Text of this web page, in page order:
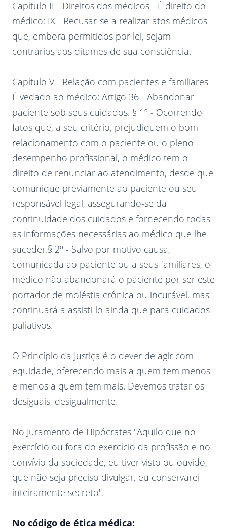
Capítulo II - Direitos dos médicos - É direito do
médico: IX - Recusar-se a realizar atos médicos
que, embora permitidos por lei, sejam
contrários aos ditames de sua consciência.
Capítulo V - Relação com pacientes e familiares -
É vedado ao médico: Artigo 36 - Abandonar
paciente sob seus cuidados. § 1º - Ocorrendo
fatos que, a seu critério, prejudiquem o bom
relacionamento com o paciente ou o pleno
desempenho profissional, o médico tem o
direito de renunciar ao atendimento, desde que
comunique previamente ao paciente ou seu
responsável legal, assegurando-se da
continuidade dos cuidados e fornecendo todas
as informações necessárias ao médico que lhe
suceder.§ 2º - Salvo por motivo causa,
comunicada ao paciente ou a seus familiares, o
médico não abandonará o paciente por ser este
portador de moléstia crônica ou incurável, mas
continuará a assisti-lo ainda que para cuidados
paliativos.
O Princípio da Justiça é o dever de agir com
equidade, oferecendo mais a quem tem menos
e menos a quem tem mais. Devemos tratar os
desiguais, desigualmente.
No Juramento de Hipócrates "Aquilo que no
exercício ou fora do exercício da profissão e no
convívio da sociedade, eu tiver visto ou ouvido,
que não seja preciso divulgar, eu conservarei
inteiramente secreto".
No código de ética médica: